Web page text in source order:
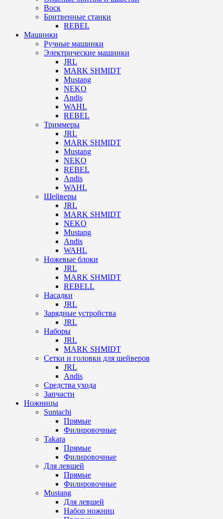
Воск
Бритвенные станки
REBEL
Машинки
Ручные машинки
Электрические машинки
JRL
MARK SHMIDT
Mustang
NEKO
Andis
WAHL
REBEL
Триммеры
JRL
MARK SHMIDT
Mustang
NEKO
REBEL
Andis
WAHL
Шейверы
JRL
MARK SHMIDT
NEKO
Mustang
Andis
WAHL
Ножевые блоки
JRL
MARK SHMIDT
REBELL
Насадки
JRL
Зарядные устройства
JRL
Наборы
JRL
MARK SHMIDT
Сетки и головки для шейверов
JRL
Andis
Средства ухода
Запчасти
Ножницы
Suntachi
Прямые
Филировочные
Takara
Прямые
Филировочные
Для левшей
Прямые
Филировочные
Mustang
Для левшей
Набор ножниц